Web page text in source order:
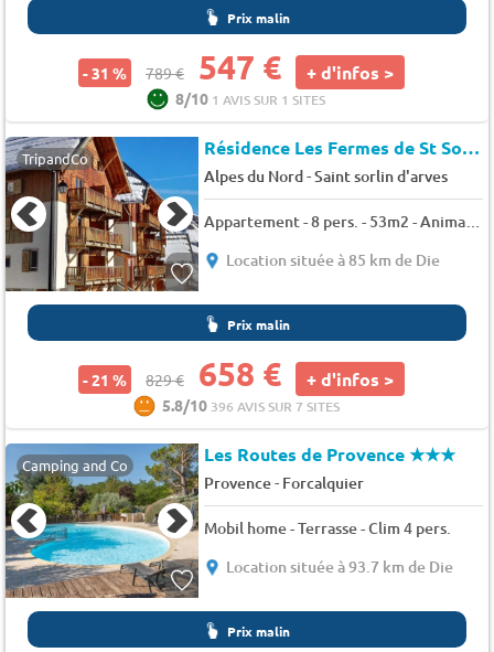
Prix malin
- 31 % 789 € 547 € + d'infos >
8/10 1 AVIS SUR 1 SITES
TripandCo Résidence Les Fermes de St Sorlin
Alpes du Nord-Saint sorlin d'arves
Appartement - 8 pers. - 53m2 - Animaux admis
Location située à 85 km de Die
Prix malin
- 21 % 829 € 658 € + d'infos >
5.8/10 396 AVIS SUR 7 SITES
Camping and Co Les Routes de Provence★★★
Provence- Forcalquier
Mobil home - Terrasse - Clim 4 pers.
Location située à 93.7 km de Die
Prix malin